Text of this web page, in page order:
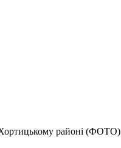
Хортицькому районі (ФОТО)